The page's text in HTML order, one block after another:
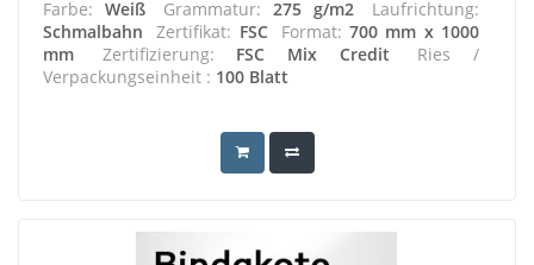
Farbe: Weiß Grammatur: 275 g/m2
Laufrichtung:
Schmalbahn
Zertifikat: FSC Format:700 mm x 1000
mm
Zertifizierung: FSC Mix Credit
Ries /
Verpackungseinheit : 100 Blatt